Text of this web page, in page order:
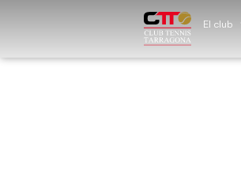
El club